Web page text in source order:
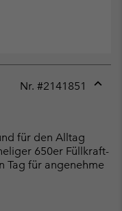
Nr. #2141851
für den Alltag
650er Füllkraft-
Tag für angenehme